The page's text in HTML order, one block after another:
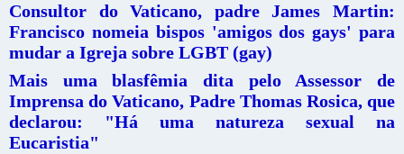
Consultor do Vaticano, padre James Martin:
Francisco nomeia bispos 'amigos dos gays' para
mudar a Igreja sobre LGBT (gay)
Mais uma blasfêmia dita pelo Assessor de
Imprensa do Vaticano, Padre Thomas Rosica, que
declarou: "Há uma natureza sexual na
Eucaristia"